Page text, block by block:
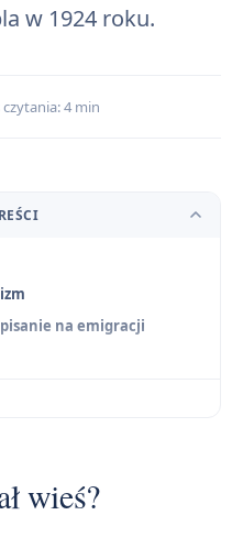
w 1924 roku.
czytania: 4 min
na emigracji
wieś?